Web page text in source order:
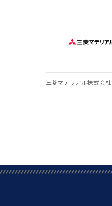
三菱マテリアル株式会社